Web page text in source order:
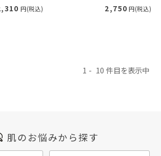
円(税込) 2,750 円(税込)
1 10
肌のお悩みから探す